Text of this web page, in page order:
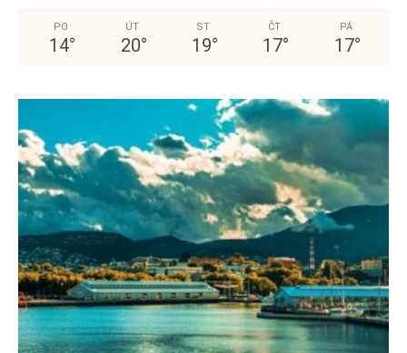
PO
14°
ÚT
20°
ST
19°
ČT
17°
PÁ
17°